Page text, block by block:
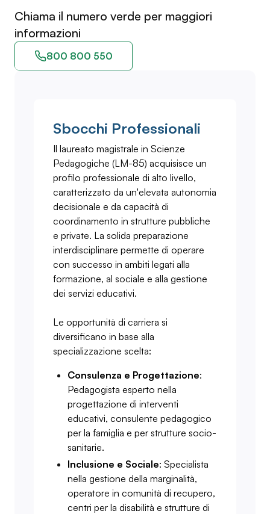
Chiama il numero verde per maggiori
informazioni
800 800 550
Sbocchi Professionali
Il laureato magistrale in Scienze
Pedagogiche (LM-85) acquisisce un
profilo professionale di alto livello,
caratterizzato da un'elevata autonomia
decisionale e da capacità di
coordinamento in strutture pubbliche
e private. La solida preparazione
interdisciplinare permette di operare
con successo in ambiti legati alla
formazione, al sociale e alla gestione
dei servizi educativi.
Le opportunità di carriera si
diversificano in base alla
specializzazione scelta:
Consulenza e Progettazione:
Pedagogista esperto nella
progettazione di interventi
educativi, consulente pedagogico
per la famiglia e per strutture socio-
sanitarie.
Inclusione e Sociale: Specialista
nella gestione della marginalità,
operatore in comunità di recupero,
centri per la disabilità e strutture di